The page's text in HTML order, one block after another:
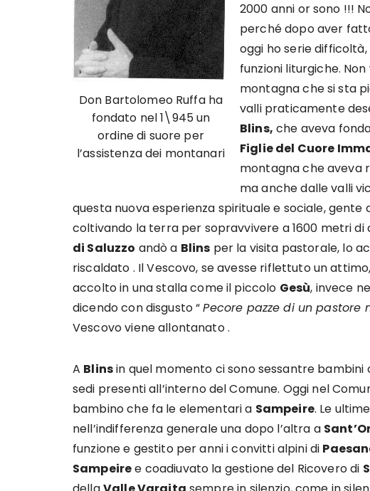
Don Bartolomeo Ruffa ha
fondato nel 1\945 un
ordine di suore per
l’assistenza dei montanari
2000 anni or sono !!!
perché dopo aver
oggi ho serie
funzioni liturgiche.
montagna che si sta
valli praticamente
Blins, che aveva
Figlie del Cuore
montagna che
ma anche dalle valli
questa nuova esperienza spirituale e sociale,
coltivando la terra per sopravvivere a 1600 metri di
di Saluzzo andò a Blins per la visita pastorale, lo
riscaldato . Il Vescovo, se avesse riflettuto un
accolto in una stalla come il piccolo Gesù, invece
dicendo con disgusto “Pecore pazze di un pastore
Vescovo viene allontanato .
A Blinsin quel momento ci sono sessantre
sedi presenti all’interno del Comune. Oggi nel
bambino che fa le elementari a Sampeire. Le
nell’indifferenza generale una dopo l’altra a
funzione e gestito per anni i convitti alpini di
Sampeiree coadiuvato la gestione del Ricovero di